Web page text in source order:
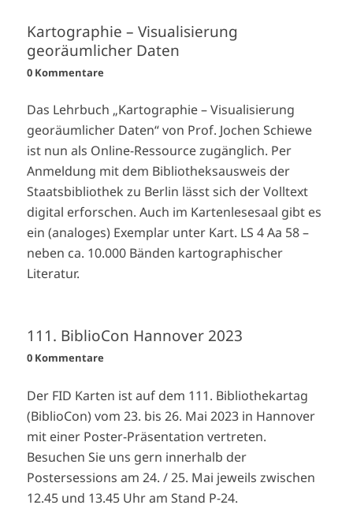
Kartographie – Visualisierung
georäumlicher Daten
0 Kommentare
Das Lehrbuch „Kartographie – Visualisierung
georäumlicher Daten“ von Prof. Jochen Schiewe
ist nun als Online-Ressource zugänglich. Per
Anmeldung mit dem Bibliotheksausweis der
Staatsbibliothek zu Berlin lässt sich der Volltext
digital erforschen. Auch im Kartenlesesaal gibt es
ein (analoges) Exemplar unter Kart. LS 4 Aa 58 –
neben ca. 10.000 Bänden kartographischer
Literatur.
111. BiblioCon Hannover 2023
0 Kommentare
Der FID Karten ist auf dem 111. Bibliothekartag
(BiblioCon) vom 23. bis 26. Mai 2023 in Hannover
mit einer Poster-Präsentation vertreten.
Besuchen Sie uns gern innerhalb der
Postersessions am 24. / 25. Mai jeweils zwischen
12.45 und 13.45 Uhr am Stand P-24.